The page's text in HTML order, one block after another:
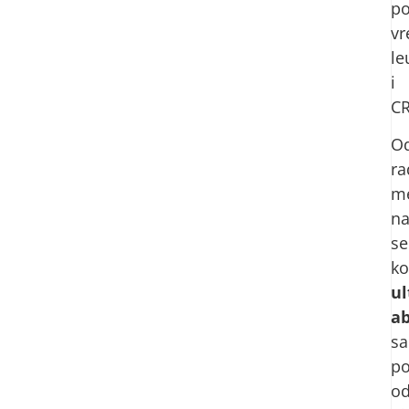
i
se
sa